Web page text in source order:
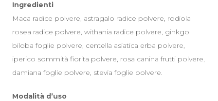
Ingredienti
Maca radice polvere, astragalo radice polvere, rodiola
rosea radice polvere, withania radice polvere, ginkgo
biloba foglie polvere, centella asiatica erba polvere,
iperico sommità fiorita polvere, rosa canina frutti polvere,
damiana foglie polvere, stevia foglie polvere.
Modalità d’uso